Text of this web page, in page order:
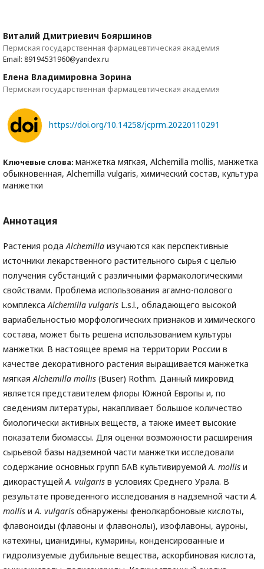
Виталий Дмитриевич Бояршинов
Пермская государственная фармацевтическая академия
Email: 89194531960@yandex.ru
Елена Владимировна Зорина
Пермская государственная фармацевтическая академия
https://doi.org/10.14258/jcprm.20220110291
Ключевые слова: манжетка мягкая, Alchemilla mollis, манжетка
обыкновенная, Alchemilla vulgaris, химический состав, культура
манжетки
Аннотация
Растения родаAlchemilla изучаются как перспективные
источники лекарственного растительного сырья с целью
получения субстанций с различными фармакологическими
свойствами. Проблема использования агамно-полового
комплексаAlchemilla vulgaris L.s.l., обладающего высокой
вариабельностью морфологических признаков и химического
состава, может быть решена использованием культуры
манжетки. В настоящее время на территории России в
качестве декоративного растения выращивается манжетка
мягкаяAlchemilla mollis (Buser) Rothm. Данный микровид
является представителем флоры Южной Европы и, по
сведениям литературы, накапливает большое количество
биологически активных веществ, а также имеет высокие
показатели биомассы. Для оценки возможности расширения
сырьевой базы надземной части манжетки исследовали
содержание основных групп БАВ культивируемойA. mollis и
дикорастущейA. vulgaris в условиях Среднего Урала. В
результате проведенного исследования в надземной частиA.
mollis иA. vulgaris обнаружены фенолкарбоновые кислоты,
флавоноиды (флавоны и флавонолы), изофлавоны, ауроны,
катехины, цианидины, кумарины, конденсированные и
гидролизуемые дубильные вещества, аскорбиновая кислота,